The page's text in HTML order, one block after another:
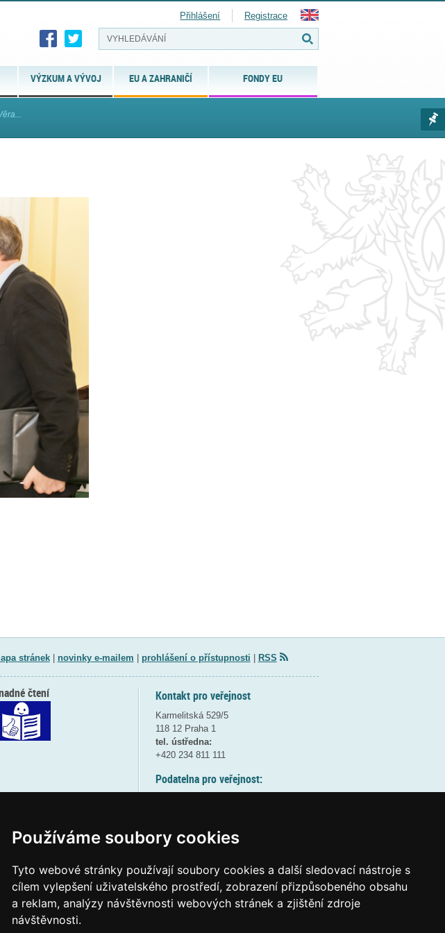
Používáme soubory cookies
Tyto webové stránky používají soubory cookies a další sledovací nástroje s
cílem vylepšení uživatelského prostředí, zobrazení přizpůsobeného obsahu
a reklam, analýzy návštěvnosti webových stránek a zjištění zdroje
návštěvnosti.
VÝZKUM A VÝVOJ EU A ZAHRANIČÍ FONDY EU
Přihlášení Registrace
stránek| novinky e-mailem prohlášení o přístupnosti RSS
Kontakt pro veřejnost
Karmelitská 529/5
118 12 Praha 1
tel. ústředna:
+420 234 811 111
Podatelna pro veřejnost:
(více informací
Elektronická podatelna:
posta@msmtgov cz
čtení